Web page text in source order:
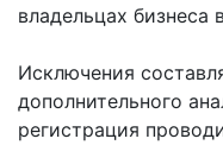
владельцах бизнеса
Исключения
дополнительного
регистрация